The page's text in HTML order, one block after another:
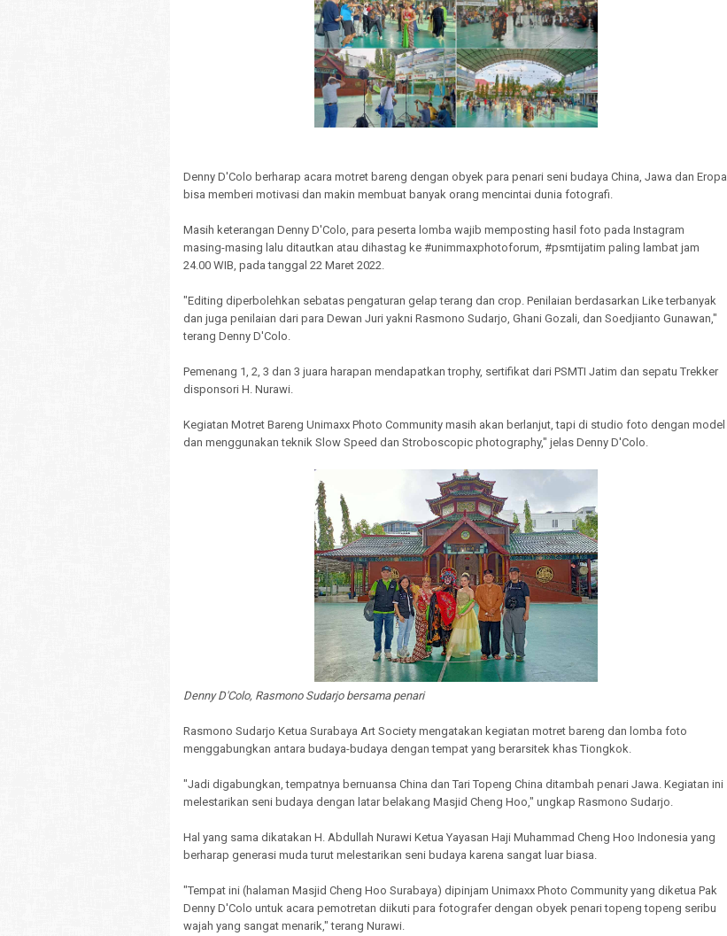
Denny D'Colo berharap acara motret bareng dengan obyek para penari seni budaya China, Jawa dan Eropa
bisa memberi motivasi dan makin membuat banyak orang mencintai dunia fotografi.
Masih keterangan Denny D'Colo, para peserta lomba wajib memposting hasil foto pada Instagram
masing-masing lalu ditautkan atau dihastag ke #unimmaxphotoforum, #psmtijatim paling lambat jam
24.00 WIB, pada tanggal 22 Maret 2022.
"Editing diperbolehkan sebatas pengaturan gelap terang dan crop. Penilaian berdasarkan Like terbanyak
dan juga penilaian dari para Dewan Juri yakni Rasmono Sudarjo, Ghani Gozali, dan Soedjianto Gunawan,"
terang Denny D'Colo.
Pemenang 1, 2, 3 dan 3 juara harapan mendapatkan trophy, sertifikat dari PSMTI Jatim dan sepatu Trekker
disponsori H. Nurawi.
Kegiatan Motret Bareng Unimaxx Photo Community masih akan berlanjut, tapi di studio foto dengan model
dan menggunakan teknik Slow Speed dan Stroboscopic photography," jelas Denny D'Colo.
Denny D'Colo, Rasmono Sudarjo bersama penari
Rasmono Sudarjo Ketua Surabaya Art Society mengatakan kegiatan motret bareng dan lomba foto
menggabungkan antara budaya-budaya dengan tempat yang berarsitek khas Tiongkok.
"Jadi digabungkan, tempatnya bernuansa China dan Tari Topeng China ditambah penari Jawa. Kegiatan ini
melestarikan seni budaya dengan latar belakang Masjid Cheng Hoo," ungkap Rasmono Sudarjo.
Hal yang sama dikatakan H. Abdullah Nurawi Ketua Yayasan Haji Muhammad Cheng Hoo Indonesia yang
berharap generasi muda turut melestarikan seni budaya karena sangat luar biasa.
"Tempat ini (halaman Masjid Cheng Hoo Surabaya) dipinjam Unimaxx Photo Community yang diketua Pak
Denny D'Colo untuk acara pemotretan diikuti para fotografer dengan obyek penari topeng topeng seribu
wajah yang sangat menarik," terang Nurawi.